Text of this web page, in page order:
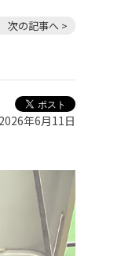
次の記事へ >
2026年6月11日